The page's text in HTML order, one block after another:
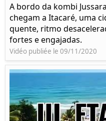
A bordo da kombi
chegam a Itacaré, uma
quente, ritmo
fortes e engajadas.
Vidéo publiée le 09/11/2020